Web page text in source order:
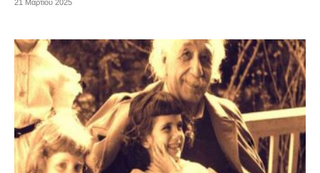
21 Μαρτίου 2025